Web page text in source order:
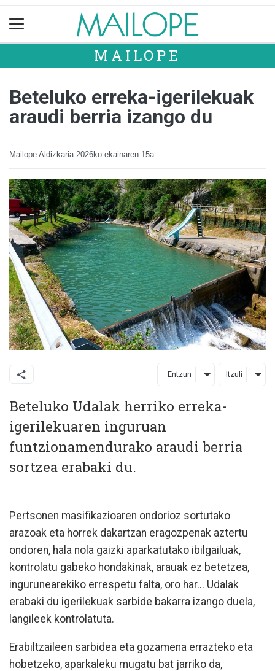
MAILOPE
Beteluko erreka-igerilekuak
araudi berria izango du
Mailope Aldizkaria 2026ko ekainaren 15a
Entzun Itzuli
Beteluko Udalak herriko erreka-
igerilekuaren inguruan
funtzionamendurako araudi berria
sortzea erabaki du.
Pertsonen masifikazioaren ondorioz sortutako
arazoak eta horrek dakartzan eragozpenak aztertu
ondoren, hala nola gaizki aparkatutako ibilgailuak,
kontrolatu gabeko hondakinak, arauak ez betetzea,
ingurunearekiko errespetu falta, oro har... Udalak
erabaki du igerilekuak sarbide bakarra izango duela,
langileek kontrolatuta.
Erabiltzaileen sarbidea eta gozamena errazteko eta
hobetzeko, aparkaleku mugatu bat jarriko da,